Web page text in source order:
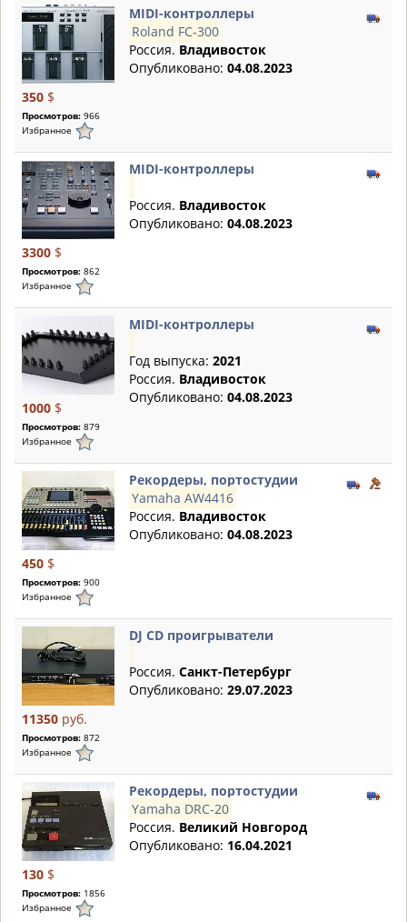
350 $
Просмотров: 966
Избранное
MIDI-контроллеры
Roland FC-300
Россия. Владивосток
Опубликовано: 04.08.2023
3300 $
Просмотров: 862
Избранное
MIDI-контроллеры
Россия. Владивосток
Опубликовано: 04.08.2023
1000 $
Просмотров: 879
Избранное
MIDI-контроллеры
Год выпуска: 2021
Россия. Владивосток
Опубликовано: 04.08.2023
450 $
Просмотров: 900
Избранное
Рекордеры, портостудии
Yamaha AW4416
Россия. Владивосток
Опубликовано: 04.08.2023
11350 руб.
Просмотров: 872
Избранное
DJ CD проигрыватели
Россия. Санкт-Петербург
Опубликовано: 29.07.2023
130 $
Просмотров: 1856
Избранное
Рекордеры, портостудии
Yamaha DRC-20
Россия. Великий Новгород
Опубликовано: 16.04.2021